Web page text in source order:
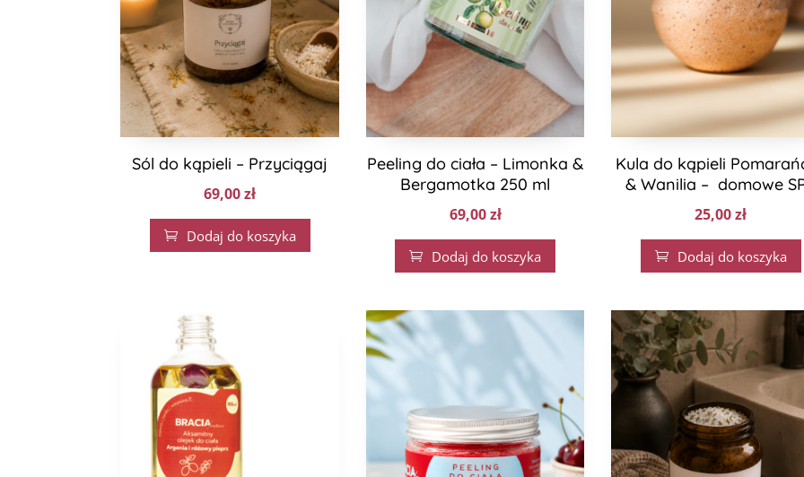
Sól do kąpieli – Przyciągaj
69,00zł
 Dodaj do koszyka
Peeling do ciała – Limonka &
Bergamotka 250 ml
69,00zł
 Dodaj do koszyka
Kula do kąpieli
& Wanilia – domowe
25,00zł
 Dodaj do koszyka